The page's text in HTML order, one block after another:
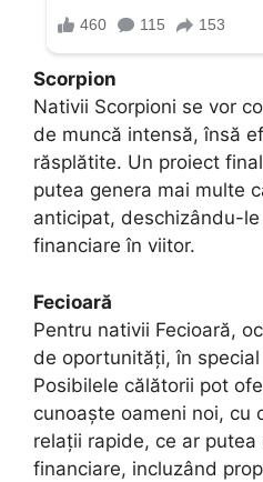
Scorpion
Nativii Scorpioni se vor
de muncă intensă, însă
răsplătite. Un proiect
putea genera mai multe
anticipat, deschizându-
financiare în viitor.
Fecioară
Pentru nativii Fecioară,
de oportunități, în
Posibilele călătorii pot
cunoaște oameni noi, cu
relații rapide, ce ar
financiare, incluzând